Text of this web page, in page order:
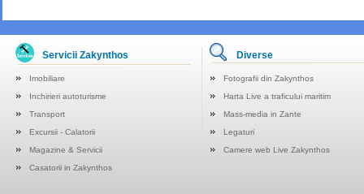
Servicii Zakynthos Diverse
Imobiliare
Fotografii din Zakynthos
Inchirieri autoturisme
Harta Live a traficului maritim
Transport
Mass-media in Zante
Excursii - Calatorii
Legaturi
Magazine & Servicii
Camere web Live Zakynthos
Casatorii in Zakynthos